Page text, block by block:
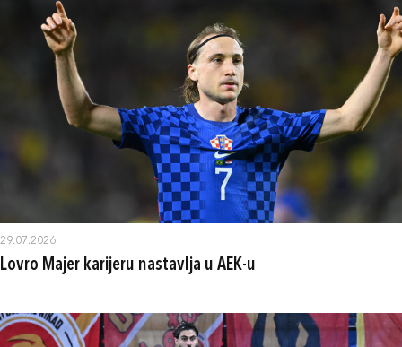
29.07.2026.
Lovro Majer karijeru nastavlja u AEK-u